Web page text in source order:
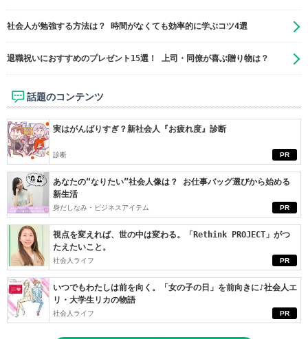
社会人が勉強する方法は？ 時間がなくても効率的に学ぶコツ4選
退職祝いにおすすめのプレゼント15選！ 上司・同僚が喜ぶ贈り物は？
話題のコンテンツ
PR
実はがんばりすぎ？新社会人『お疲れ度』診断
診断
PR
あなたの“なりたい”社会人像は？ お仕事バッグ選びから始める
新生活
身だしなみ・ビジネスアイテム
PR
視点を変えれば、世の中は変わる。「Rethink PROJECT」がつ
たえたいこと。
社会人ライフ
PR
いつでもわたしは前を向く。「女の子の日」を前向きに♪社会人エ
リ・大学生リカの物語
社会人ライフ